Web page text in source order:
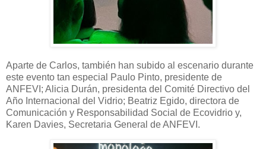
Aparte de Carlos, también han subido al escenario durante
este evento tan especial Paulo Pinto, presidente de
ANFEVI; Alicia Durán, presidenta del Comité Directivo del
Año Internacional del Vidrio; Beatriz Egido, directora de
Comunicación y Responsabilidad Social de Ecovidrio y,
Karen Davies, Secretaria General de ANFEVI.